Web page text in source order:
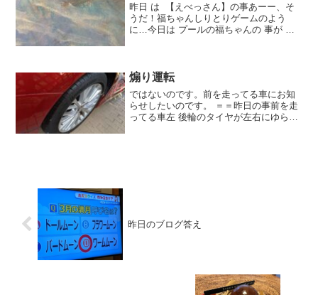
昨日 は 【えべっさん】の事あーー、そ
うだ！福ちゃんしりとりゲームのよう
に…今日は プールの福ちゃんの 事が 浮
りますお花見の時は...
煽り運転
ではないのです。前を走ってる車にお知
らせしたいのです。 ＝＝昨日の事前を走
ってる車左 後輪のタイヤが左右にゆらゆ
昨日のブログ答え